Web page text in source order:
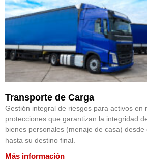
Transporte de Carga
Gestión integral de riesgos para activos en
protecciones que garantizan la integridad
bienes personales (menaje de casa) desde
hasta su destino final.
Más información